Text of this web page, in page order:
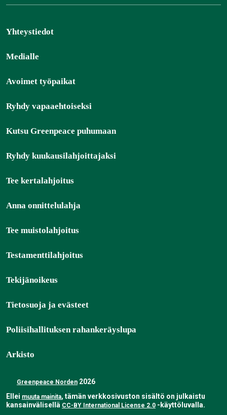
Yhteystiedot
Medialle
Avoimet työpaikat
Ryhdy vapaaehtoiseksi
Kutsu Greenpeace puhumaan
Ryhdy kuukausilahjoittajaksi
Tee kertalahjoitus
Anna onnittelulahja
Tee muistolahjoitus
Testamenttilahjoitus
Tekijänoikeus
Tietosuoja ja evästeet
Poliisihallituksen rahankeräyslupa
Arkisto
Greenpeace Norden 2026
Ellei muuta mainita, tämän verkkosivuston sisältö on julkaistu
kansainvälisellä CC-BY International License 2.0 -käyttöluvalla.